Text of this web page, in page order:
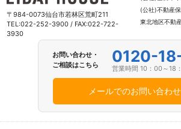
〒984-0073仙台市若林区荒町211
TEL:022-252-3900 / FAX:022-722-
3930
(公社)不動産
東北地区不動
お問い合わせ・
ご相談はこちら
0120-
営業時間 10：00～18
メールでのお問い合わせ